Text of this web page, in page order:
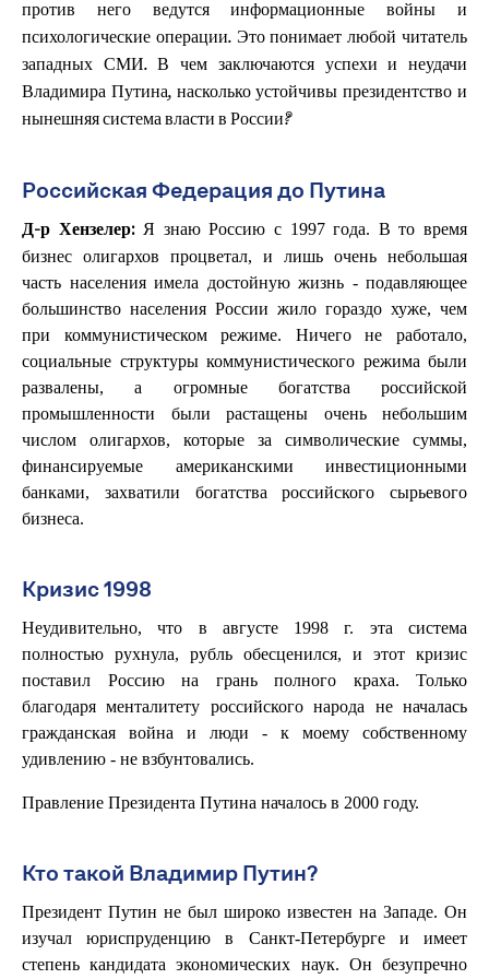
против него ведутся информационные войны и
психологические операции. Это понимает любой читатель
западных СМИ. В чем заключаются успехи и неудачи
Владимира Путина, насколько устойчивы президентство и
нынешняя система власти в России?
Российская Федерация до Путина
Д-р Хензелер:Я знаю Россию с 1997 года. В то время
бизнес олигархов процветал, и лишь очень небольшая
часть населения имела достойную жизнь - подавляющее
большинство населения России жило гораздо хуже, чем
при коммунистическом режиме. Ничего не работало,
социальные структуры коммунистического режима были
развалены, а огромные богатства российской
промышленности были растащены очень небольшим
числом олигархов, которые за символические суммы,
финансируемые американскими инвестиционными
банками, захватили богатства российского сырьевого
бизнеса.
Кризис 1998
Неудивительно, что в августе 1998 г. эта система
полностью рухнула, рубль обесценился, и этот кризис
поставил Россию на грань полного краха. Только
благодаря менталитету российского народа не началась
гражданская война и люди - к моему собственному
удивлению - не взбунтовались.
Правление Президента Путина началось в 2000 году.
Кто такой Владимир Путин?
Президент Путин не был широко известен на Западе. Он
изучал юриспруденцию в Санкт-Петербурге и имеет
степень кандидата экономических наук. Он безупречно